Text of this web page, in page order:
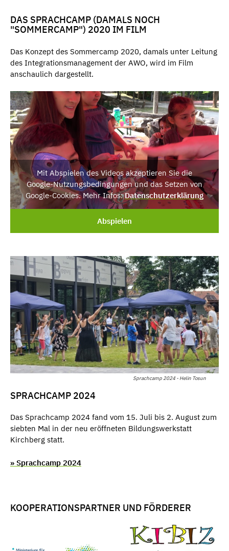
DAS SPRACHCAMP (DAMALS NOCH
"SOMMERCAMP") 2020 IM FILM
Das Konzept des Sommercamp 2020, damals unter Leitung
des Integrationsmanagement der AWO, wird im Film
anschaulich dargestellt.
Mit Abspielen des Videos akzeptieren Sie die
Google-Nutzungsbedingungen und das Setzen von
Google-Cookies. Mehr Infos:Datenschutzerklärung
Abspielen
Sprachcamp 2024 - Helin Tosun
SPRACHCAMP 2024
Das Sprachcamp 2024 fand vom 15. Juli bis 2. August zum
siebten Mal in der neu eröffneten Bildungswerkstatt
Kirchberg statt.
» Sprachcamp 2024
KOOPERATIONSPARTNER UND FÖRDERER